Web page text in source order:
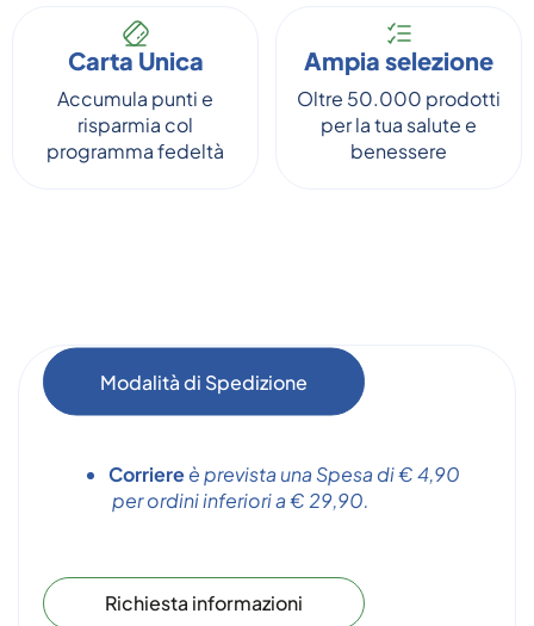
Carta Unica
Accumula punti e
risparmia col
programma fedeltà
Ampia selezione
Oltre 50.000 prodotti
per la tua salute e
benessere
Modalità di Spedizione
Corriereè prevista una Spesa di € 4,90
per ordini inferiori a € 29,90.
Richiesta informazioni